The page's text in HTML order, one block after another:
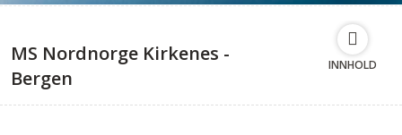
MS Nordnorge Kirkenes -
Bergen
INNHOLD